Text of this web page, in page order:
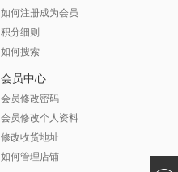
如何注册成为会员
积分细则
如何搜索
会员中心
会员修改密码
会员修改个人资料
修改收货地址
如何管理店铺